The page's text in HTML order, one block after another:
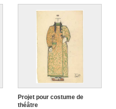
Projet pour costume de
théâtre